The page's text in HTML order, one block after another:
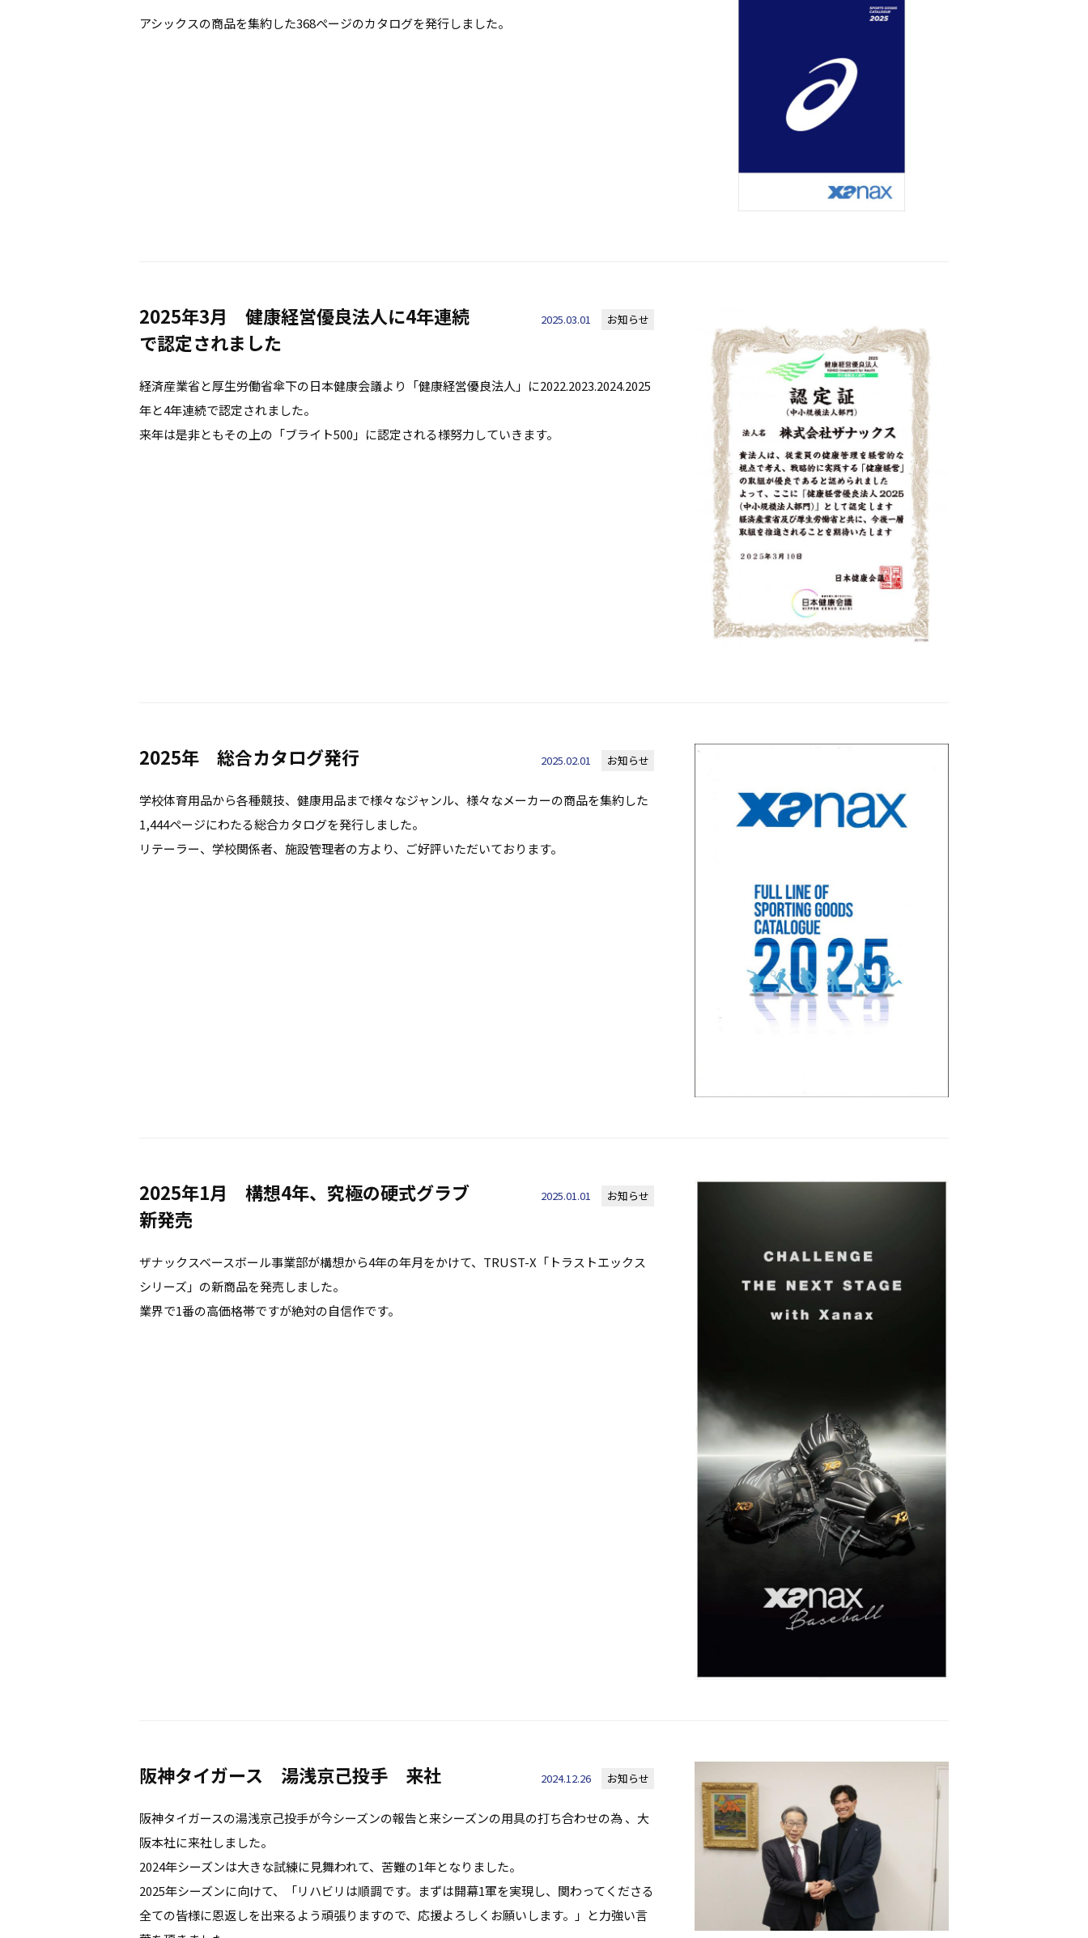
アシックスの商品を集約した368ページのカタログを発行しました。
2025年3月 健康経営優良法人に4年連続
で認定されました
2025.03.01 お知らせ
経済産業省と厚生労働省傘下の日本健康会議より「健康経営優良法人」に2022.2023.2024.2025
年と4年連続で認定されました。
来年は是非ともその上の「ブライト500」に認定される様努力していきます。
2025年 総合カタログ発行 2025.02.01 お知らせ
学校体育用品から各種競技、健康用品まで様々なジャンル、様々なメーカーの商品を集約した
1,444ページにわたる総合カタログを発行しました。
リテーラー、学校関係者、施設管理者の方より、ご好評いただいております。
2025年1月 構想4年、究極の硬式グラブ
新発売
2025.01.01 お知らせ
ザナックスベースボール事業部が構想から4年の年月をかけて、TRUST-X「トラストエックス
シリーズ」の新商品を発売しました。
業界で1番の高価格帯ですが絶対の自信作です。
阪神タイガース 湯浅京己投手 来社 2024.12.26 お知らせ
阪神タイガースの湯浅京己投手が今シーズンの報告と来シーズンの用具の打ち合わせの為 、大
阪本社に来社しました。
2024年シーズンは大きな試練に見舞われて、苦難の1年となりました。
2025年シーズンに向けて、「リハビリは順調です。まずは開幕1軍を実現し、関わってくださる
全ての皆様に恩返しを出来るよう頑張りますので、応援よろしくお願いします。」と力強い言